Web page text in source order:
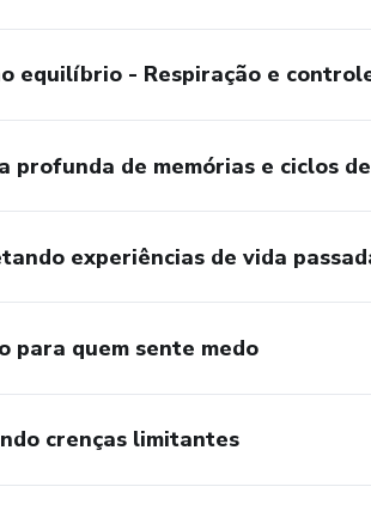
equilíbrio - Respiração e
profunda de memórias e ciclos
experiências de vida
para quem sente medo
crenças limitantes